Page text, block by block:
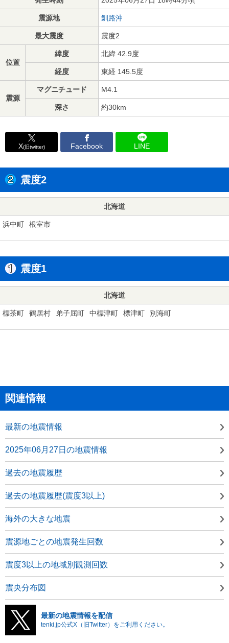
震源地 釧路沖
最大震度 震度2
位置
緯度 北緯 42.9度
経度 東経 145.5度
震源
マグニチュード M4.1
深さ 約30km
X(旧twitter) Facebook LINE
震度2
北海道
浜中町 根室市
震度1
北海道
標茶町 鶴居村 弟子屈町 中標津町 標津町 別海町
関連情報
最新の地震情報
2025年06月27日の地震情報
過去の地震履歴
過去の地震履歴(震度3以上)
海外の大きな地震
震源地ごとの地震発生回数
震度3以上の地域別観測回数
震央分布図
最新の地震情報を配信
tenki.jp公式X（旧Twitter）をご利用ください。